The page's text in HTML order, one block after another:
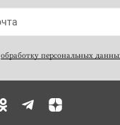
обработку персональных